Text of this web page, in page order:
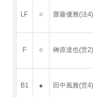
LF ○ 齋藤優雅(法4)
F ○ 榊原達也(営2)
B1 ● 田中風雅(営4)